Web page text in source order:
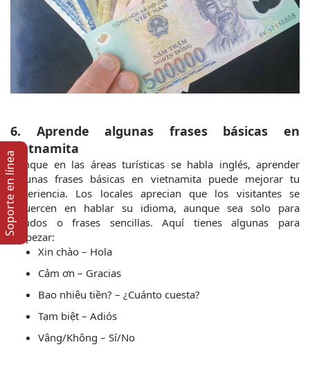
6. Aprende algunas frases básicas en
vietnamita
Aunque en las áreas turísticas se habla inglés, aprender
algunas frases básicas en vietnamita puede mejorar tu
experiencia. Los locales aprecian que los visitantes se
esfuercen en hablar su idioma, aunque sea solo para
saludos o frases sencillas. Aquí tienes algunas para
empezar:
Xin chào – Hola
Cảm ơn – Gracias
Bao nhiêu tiền? – ¿Cuánto cuesta?
Tạm biệt – Adiós
Vâng/Không – Sí/No
Soporte en lí­nea